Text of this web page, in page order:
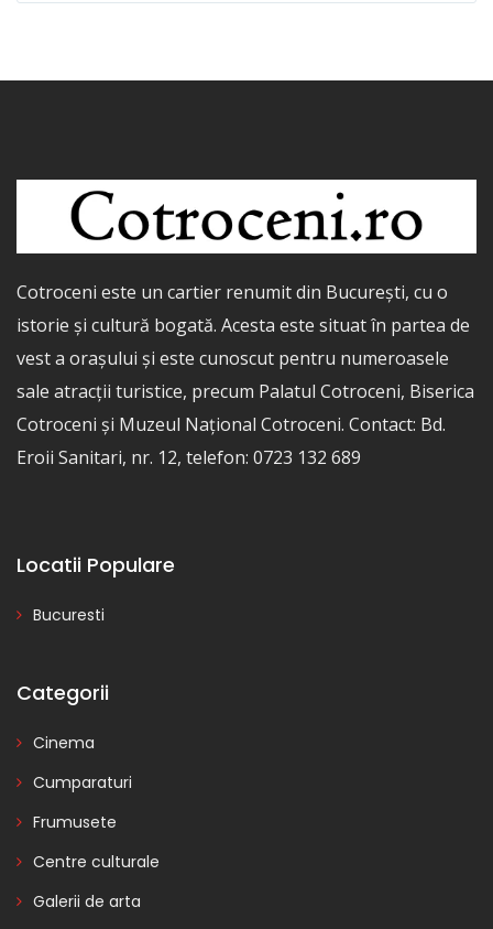
Cotroceni este un cartier renumit din București, cu o
istorie și cultură bogată. Acesta este situat în partea de
vest a orașului și este cunoscut pentru numeroasele
sale atracții turistice, precum Palatul Cotroceni, Biserica
Cotroceni și Muzeul Național Cotroceni. Contact: Bd.
Eroii Sanitari, nr. 12, telefon: 0723 132 689
Locatii Populare
Bucuresti
Categorii
Cinema
Cumparaturi
Frumusete
Centre culturale
Galerii de arta